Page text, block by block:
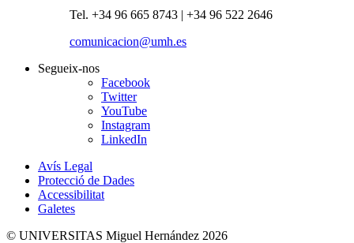
Tel. +34 96 665 8743 | +34 96 522 2646
comunicacion@umh.es
Segueix-nos
Facebook
Twitter
YouTube
Instagram
LinkedIn
Avís Legal
Protecció de Dades
Accessibilitat
Galetes
© UNIVERSITAS Miguel Hernández 2026